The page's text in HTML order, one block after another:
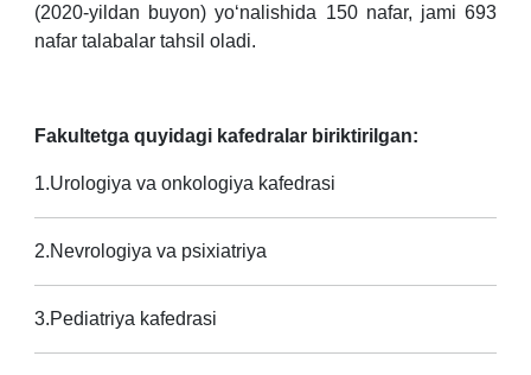
(2020-yildan buyon) yo‘nalishida 150 nafar, jami 693
nafar talabalar tahsil oladi.
Fakultetga quyidagi kafedralar biriktirilgan:
1.Urologiya va onkologiya kafedrasi
2.Nevrologiya va psixiatriya
3.Pediatriya kafedrasi